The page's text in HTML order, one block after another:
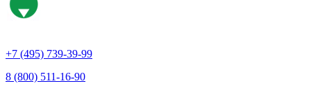
+7 (495) 739-39-99
8 (800) 511-16-90